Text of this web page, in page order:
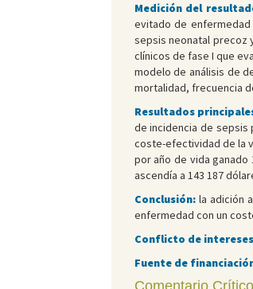
Medición del
evitado de
sepsis neonatal precoz
clínicos de fase I que
modelo de análisis de
mortalidad, frecuencia
Resultados
de incidencia de sepsis
coste-efectividad de la
por año de vida ganado
ascendía a 143 187
Conclusión:la adición
enfermedad con un
Conflicto de
Fuente de